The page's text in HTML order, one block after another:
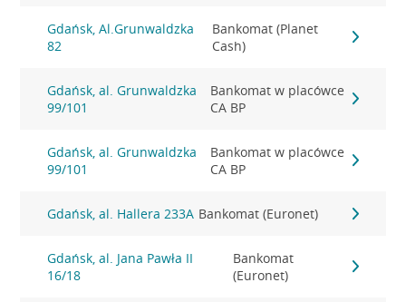
Gdańsk, Al.Grunwaldzka
82
Bankomat (Planet
Cash)
Gdańsk, al. Grunwaldzka
99/101
Bankomat w placówce
CA BP
Gdańsk, al. Grunwaldzka
99/101
Bankomat w placówce
CA BP
Gdańsk, al. Hallera 233A Bankomat (Euronet)
Gdańsk, al. Jana Pawła II
16/18
Bankomat
(Euronet)